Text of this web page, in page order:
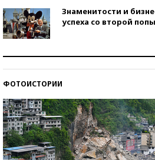
Знаменитости и
успеха со второй
ФОТОИСТОРИИ